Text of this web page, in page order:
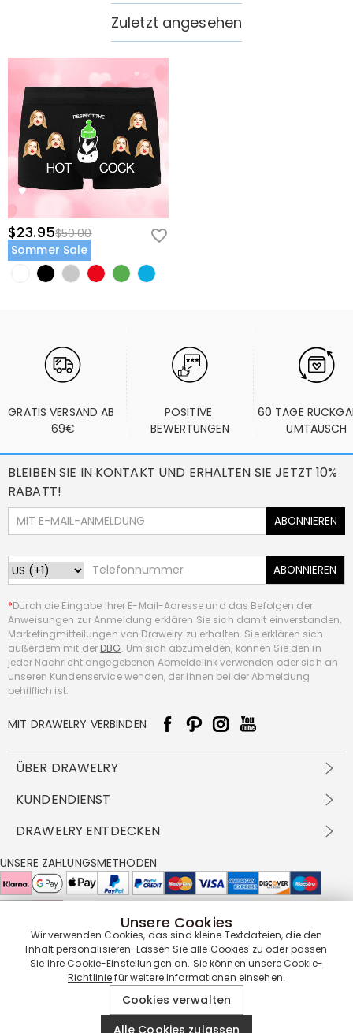
Zuletzt angesehen
$23.95$50.00
Sommer Sale
GRATIS VERSAND AB
69€
POSITIVE
BEWERTUNGEN
60 TAGE
UMTAUSCH
BLEIBEN SIE IN KONTAKT UND ERHALTEN SIE JETZT 10%
RABATT!
ABONNIEREN
ABONNIEREN
*Durch die Eingabe Ihrer E-Mail-Adresse und das Befolgen der
Anweisungen zur Anmeldung erklären Sie sich damit einverstanden,
Marketingmitteilungen von Drawelry zu erhalten. Sie erklären sich
außerdem mit der DBG. Um sich abzumelden, können Sie den in
jeder Nachricht angegebenen Abmeldelink verwenden oder sich an
unseren Kundenservice wenden, der Ihnen bei der Abmeldung
behilflich ist.
MIT DRAWELRY VERBINDEN
ÜBER DRAWELRY
Über Uns
DBG
FAQ
Cookie-Richtlinie
KUNDENDIENST
Versandbedingungen
Rückgabe & Umtausch
Pflegehinweis
DRAWELRY ENTDECKEN
Großhandelsangebot
Drawelry Prime
Bonusprogramm
UNSERE ZAHLUNGSMETHODEN
UNSERE LIEFERPARTNER
UNSERE SERVICEGARANTIE
Unsere Cookies
Wir verwenden Cookies, das sind kleine Textdateien, die den
Inhalt personalisieren. Lassen Sie alle Cookies zu oder passen
Sie Ihre Cookie-Einstellungen an. Sie können unsereCookie-
Richtliniefür weitere Informationen einsehen.
Cookies verwalten
Alle Cookies zulassen